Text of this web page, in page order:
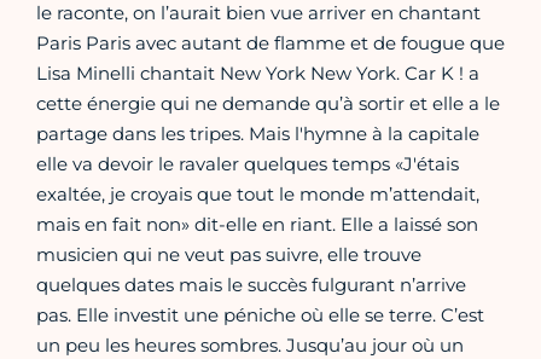
le raconte, on l’aurait bien vue arriver en chantant
Paris Paris avec autant de flamme et de fougue que
Lisa Minelli chantait New York New York. Car K ! a
cette énergie qui ne demande qu’à sortir et elle a le
partage dans les tripes. Mais l'hymne à la capitale
elle va devoir le ravaler quelques temps «J'étais
exaltée, je croyais que tout le monde m’attendait,
mais en fait non» dit-elle en riant. Elle a laissé son
musicien qui ne veut pas suivre, elle trouve
quelques dates mais le succès fulgurant n’arrive
pas. Elle investit une péniche où elle se terre. C’est
un peu les heures sombres. Jusqu’au jour où un